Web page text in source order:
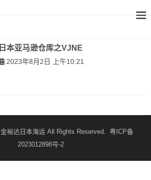
日本亚马逊仓库之VJNE
2023年8月2日 上午10:21
金裕达日本海运All Rights Reserved. 粤ICP备
2023012898号-2